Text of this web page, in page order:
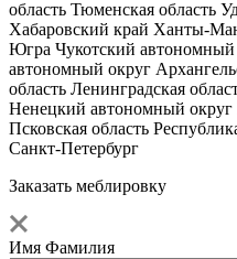
область Тюменская область
Хабаровский край Ханты-
Югра Чукотский автономный
автономный округ
область Ленинградская
Ненецкий автономный округ
Псковская область
Санкт-Петербург
Заказать меблировку
Имя Фамилия